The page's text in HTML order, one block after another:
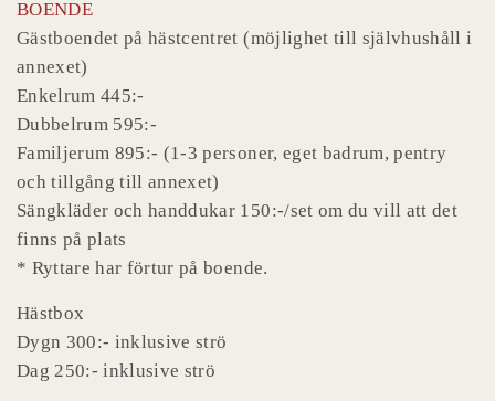
BOENDE
Gästboendet på hästcentret (möjlighet till självhushåll i
annexet)
Enkelrum 445:-
Dubbelrum 595:-
Familjerum 895:- (1-3 personer, eget badrum, pentry
och tillgång till annexet)
Sängkläder och handdukar 150:-/set om du vill att det
finns på plats
* Ryttare har förtur på boende.
Hästbox
Dygn 300:- inklusive strö
Dag 250:- inklusive strö